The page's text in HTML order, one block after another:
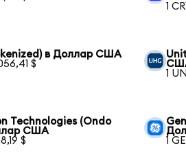
1
в Доллар США
$
1
Technologies (Ondo
США
$
1